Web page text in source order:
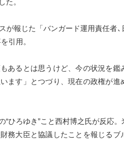
た。
が報じた「バンガード運用責任者
引用。
あるとは思うけど、今の状況を鑑
ます」とつづり、現在の政権が進
“ひろゆき”こと西村博之氏が反応
務大臣と協議したことを報じるブ